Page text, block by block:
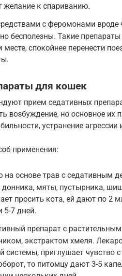
желание к спариванию.
с феромонами вроде
бесполезны. Такие
спокойнее перенести
для кошек
прием седативных
возбуждение, но основное их
устранение агрессии
применения:
на основе трав с седативным
мяты, пустырника,
просить кота, ей дают по 2
5-7 дней.
препарат с
экстрактом хмеля.
системы, приглушает чувство
то питомцу дают 3-5